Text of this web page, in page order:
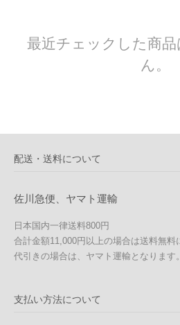
最近チェックした商
ん。
配送・送料について
佐川急便、ヤマト運輸
日本国内一律送料800円
合計金額11,000円以上の場合は送料無料
代引きの場合は、ヤマト運輸となります
支払い方法について